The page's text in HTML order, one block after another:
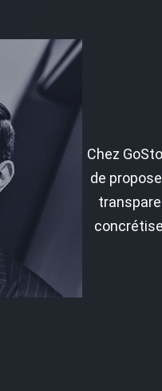
Chez
de